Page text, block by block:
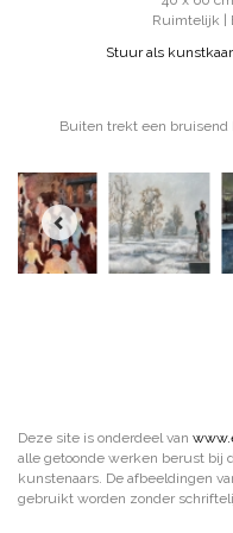
Ruimtelijk |
Stuur als
Buiten trekt een bruisend
Deze site is onderdeel van
alle getoonde werken berust bij
kunstenaars. De afbeeldingen
gebruikt worden zonder